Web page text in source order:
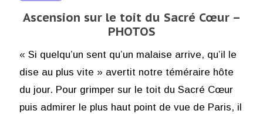
Ascension sur le toit du Sacré Cœur –
PHOTOS
« Si quelqu’un sent qu’un malaise arrive, qu’il le
dise au plus vite » avertit notre téméraire hôte
du jour. Pour grimper sur le toit du Sacré Cœur
puis admirer le plus haut point de vue de Paris, il